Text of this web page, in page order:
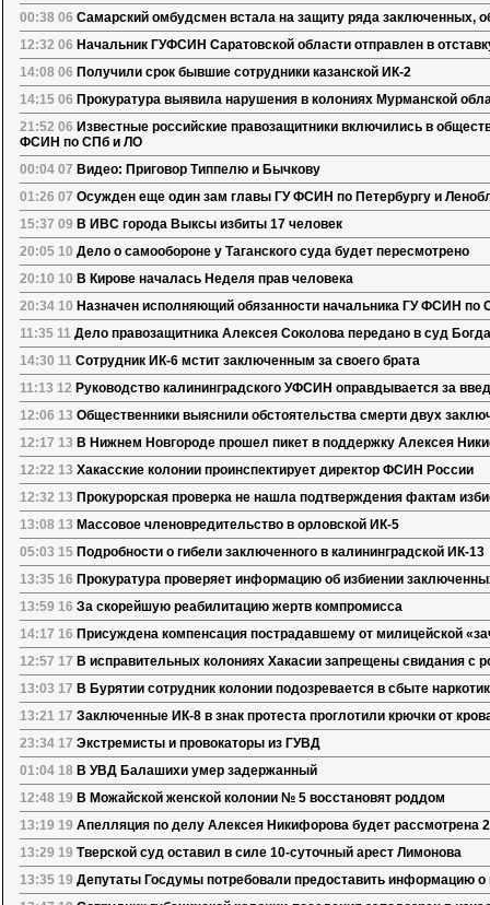
00:38 06 Самарский омбудсмен встала на защиту ряда заключенных,
12:32 06 Начальник ГУФСИН Саратовской области отправлен в
14:08 06 Получили срок бывшие сотрудники казанской ИК-2
14:15 06 Прокуратура выявила нарушения в колониях Мурманской
21:52 06 Известные российские правозащитники включились в
ФСИН по СПб и ЛО
00:04 07 Видео: Приговор Типпелю и Бычкову
01:26 07 Осужден еще один зам главы ГУ ФСИН по Петербургу и
15:37 09 В ИВС города Выксы избиты 17 человек
20:05 10 Дело о самообороне у Таганского суда будет пересмотрено
20:10 10 В Кирове началась Неделя прав человека
20:34 10 Назначен исполняющий обязанности начальника ГУ ФСИН по
11:35 11 Дело правозащитника Алексея Соколова передано в суд
14:30 11 Сотрудник ИК-6 мстит заключенным за своего брата
11:13 12 Руководство калининградского УФСИН оправдывается за
12:06 13 Общественники выяснили обстоятельства смерти двух
12:17 13 В Нижнем Новгороде прошел пикет в поддержку Алексея
12:22 13 Хакасские колонии проинспектирует директор ФСИН России
12:32 13 Прокурорская проверка не нашла подтверждения фактам
13:08 13 Массовое членовредительство в орловской ИК-5
05:03 15 Подробности о гибели заключенного в калининградской ИК-13
13:35 16 Прокуратура проверяет информацию об избиении
13:59 16 За скорейшую реабилитацию жертв компромисса
14:17 16 Присуждена компенсация пострадавшему от милицейской
12:57 17 В исправительных колониях Хакасии запрещены свидания с
13:03 17 В Бурятии сотрудник колонии подозревается в сбыте
13:21 17 Заключенные ИК-8 в знак протеста проглотили крючки от
23:34 17 Экстремисты и провокаторы из ГУВД
01:04 18 В УВД Балашихи умер задержанный
12:48 19 В Можайской женской колонии № 5 восстановят роддом
13:19 19 Апелляция по делу Алексея Никифорова будет рассмотрена
13:29 19 Тверской суд оставил в силе 10-суточный арест Лимонова
13:35 19 Депутаты Госдумы потребовали предоставить информацию о